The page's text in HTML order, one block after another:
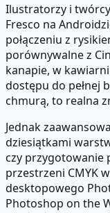
Ilustratorzy i
Fresco na
połączeniu z
porównywalne z
kanapie, w
dostępu do pełnej
chmurą, to realna
Jednak
dziesiątkami
czy przygotowanie
przestrzeni CMYK
desktopowego
Photoshop on the